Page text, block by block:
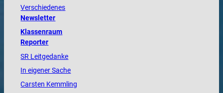
Verschiedenes
Newsletter
Klassenraum
Reporter
SR Leitgedanke
In eigener Sache
Carsten Kemmling